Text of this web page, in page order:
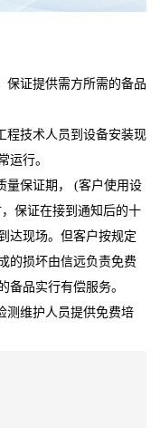
保证提供需方所需的备品
程技术人员到设备安装现
运行。
量保证期， (客户使用设
保证在接到通知后的十
达现场。但客户按规定
的损坏由信远负责免费
备品实行有偿服务。
测维护人员提供免费培